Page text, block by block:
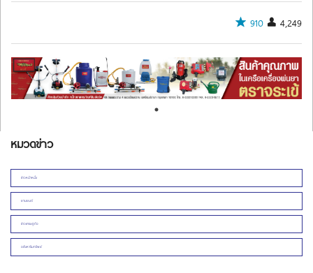
910 4,249
หมวดข่าว
ข่าวหน้าหนึ่ง
ยานยนต์
ข่าวเศรษฐกิจ
อสังหาริมทรัพย์